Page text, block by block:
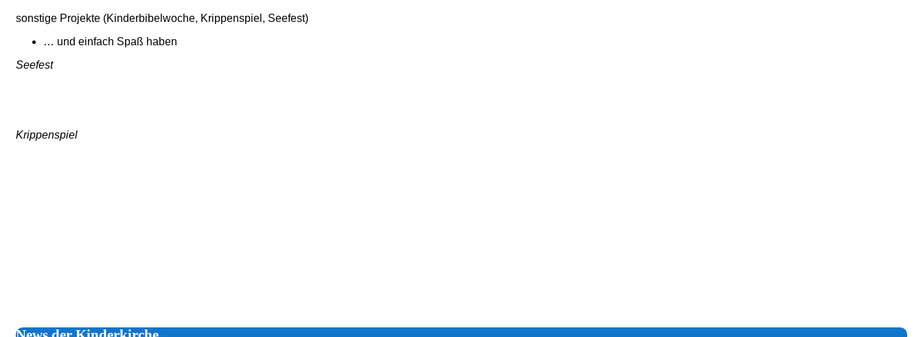
sonstige Projekte (Kinderbibelwoche, Krippenspiel, Seefest)
… und einfach Spaß haben
Seefest
Krippenspiel